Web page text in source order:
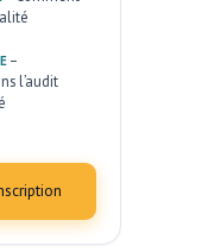
–
l’audit